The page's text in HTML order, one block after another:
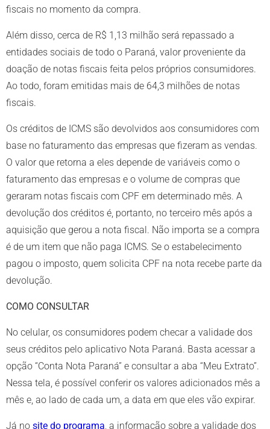
fiscais no momento da compra.
Além disso, cerca de R$ 1,13 milhão será repassado a
entidades sociais de todo o Paraná, valor proveniente da
doação de notas fiscais feita pelos próprios consumidores.
Ao todo, foram emitidas mais de 64,3 milhões de notas
fiscais.
Os créditos de ICMS são devolvidos aos consumidores com
base no faturamento das empresas que fizeram as vendas.
O valor que retorna a eles depende de variáveis como o
faturamento das empresas e o volume de compras que
geraram notas fiscais com CPF em determinado mês. A
devolução dos créditos é, portanto, no terceiro mês após a
aquisição que gerou a nota fiscal. Não importa se a compra
é de um item que não paga ICMS. Se o estabelecimento
pagou o imposto, quem solicita CPF na nota recebe parte da
devolução.
COMO CONSULTAR
No celular, os consumidores podem checar a validade dos
seus créditos pelo aplicativo Nota Paraná. Basta acessar a
opção “Conta Nota Paraná” e consultar a aba “Meu Extrato”.
Nessa tela, é possível conferir os valores adicionados mês a
mês e, ao lado de cada um, a data em que eles vão expirar.
Já no site do programa, a informação sobre a validade dos